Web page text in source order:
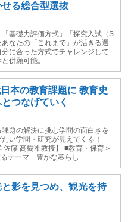
る総合型選抜
「基礎力評価方式」「探究入試（S
なたの「これまで」が活きる選
に合った方式でチャレンジして
併願可能。
本の教育課題に 教育史
つなげていく
題の解決に挑む学問の面白さを
い学問・研究が見えてくる！
佐藤 高樹准教授】 ■教育・保育＞
るテーマ 豊かな暮らし
影を見つめ、観光を持